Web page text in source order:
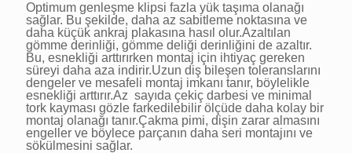
Optimum genleşme klipsi fazla yük taşıma olanağı
sağlar. Bu şekilde, daha az sabitleme noktasına ve
daha küçük ankraj plakasına hasıl olur.Azaltılan
gömme derinliği, gömme deliği derinliğini de azaltır.
Bu, esnekliği arttırırken montaj için ihtiyaç gereken
süreyi daha aza indirir.Uzun diş bileşen toleranslarını
dengeler ve mesafeli montaj imkanı tanır, böylelikle
esnekliği arttırır.Az sayıda çekiç darbesi ve minimal
tork kayması gözle farkedilebilir ölçüde daha kolay bir
montaj olanağı tanır.Çakma pimi, dişin zarar almasını
engeller ve böylece parçanın daha seri montajını ve
sökülmesini sağlar.